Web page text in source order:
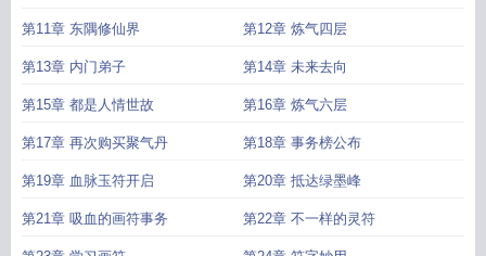
第11章 东隅修仙界 第12章 炼气四层
第13章 内门弟子 第14章 未来去向
第15章 都是人情世故 第16章 炼气六层
第17章 再次购买聚气丹 第18章 事务榜公布
第19章 血脉玉符开启 第20章 抵达绿墨峰
第21章 吸血的画符事务 第22章 不一样的灵符